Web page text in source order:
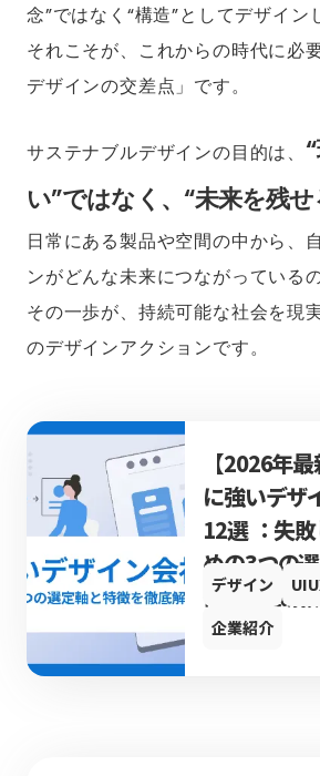
念”ではなく“構造”としてデザイン
それこそが、これからの時代に必
デザインの交差点」です。
サステナブルデザインの目的は、
い”ではなく、“未来を残せ
日常にある製品や空間の中から、
ンがどんな未来につながっている
その一歩が、持続可能な社会を現
のデザインアクションです。
【2026年
に強いデザ
12選 ：失
めの3つの
徴を徹底解
デザイン
企業紹介